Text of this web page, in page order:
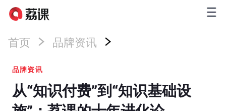
首页 品牌资讯
品牌资讯
从“知识付费”到“知识基础设